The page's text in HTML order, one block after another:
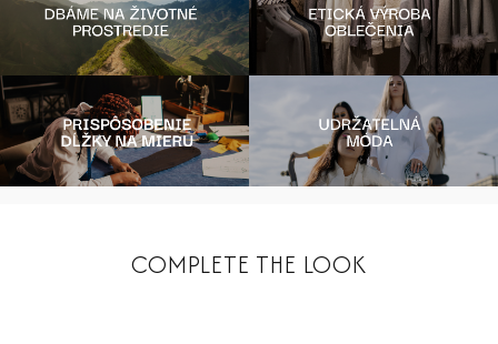
COMPLETE THE LOOK